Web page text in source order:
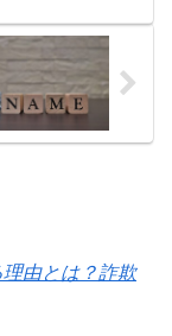
由とは？詐欺